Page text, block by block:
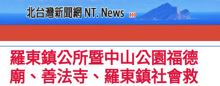
羅東鎮公所暨中山公園福德
廟、善法寺、羅東鎮社會救